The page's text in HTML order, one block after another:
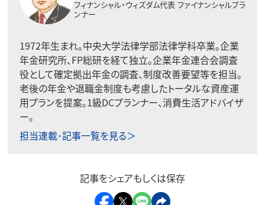
フィナンシャル・ウィズダム代表 ファイナンシャルプラ
ンナー
1972年生まれ。中央大学法律学部法律学科卒業。企業
年金研究所、FP総研を経て独立。企業年金連合会調査
役として確定拠出年金の調査、制度改善要望等を担当。
老後の年金や退職金制度も考慮したトータルな資産運
用プランを提案。1級DCプランナー、消費生活アドバイザ
ー。
担当連載･記事一覧を見る＞
記事をシェアもしくは保存